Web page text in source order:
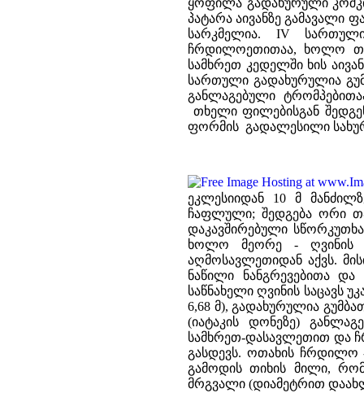
ყოფილა გადახურული
პატარა აივანზე
სარკმელია. IV
ჩრდილოეთითაა, ხოლო
სამხრეთ კედელში ხის
სართული გადახურულია
განლაგებული
თხელი ფილებისგან
ფორმის გადალესილი
ეკლესიიდან 10 მ
ჩაფლული; შედგება ორი
დაკავშირებული
ხოლო მეორე - ღვინის
აღმოსავლეთიდან აქვს.
ნაწილი ნანგრევებითა
საწნახელი ღვინის საცავს
6,68 მ), გადახურულია
(იატაკის დონეზე)
სამხრეთ-დასავლეთით და
გასდევს. ოთახის ჩრდილო
გამოდის თიხის მილი,
მრგვალი (დიამეტრით